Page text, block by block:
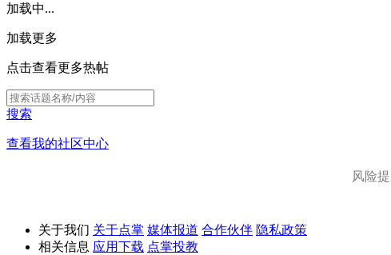
加载中...
加载更多
点击查看更多热帖
搜索
查看我的社区中心
风险
关于我们 关于点掌 媒体报道 合作伙伴 隐私政策
相关信息 应用下载 点掌投教